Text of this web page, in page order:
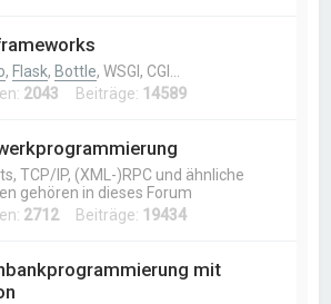
, Flask, Bottle, WSGI, CGI…
2043 Beiträge: 14589
TCP/IP, (XML-)RPC und ähnliche
gehören in dieses Forum
2712Beiträge: 19434
mit